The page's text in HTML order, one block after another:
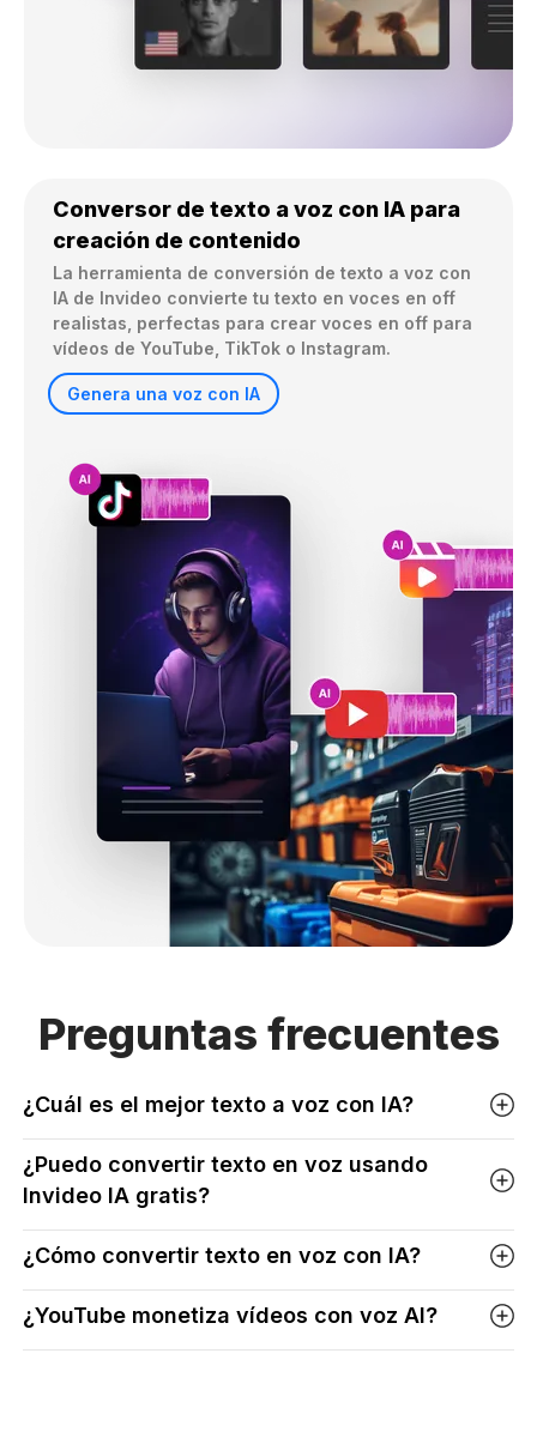
Conversor de texto a voz con IA para
creación de contenido
La herramienta de conversión de texto a voz con
IA de Invideo convierte tu texto en voces en off
realistas, perfectas para crear voces en off para
vídeos de YouTube, TikTok o Instagram.
Genera una voz con IA
Preguntas frecuentes
¿Cuál es el mejor texto a voz con IA?
¿Puedo convertir texto en voz usando
Invideo IA gratis?
¿Cómo convertir texto en voz con IA?
¿YouTube monetiza vídeos con voz AI?